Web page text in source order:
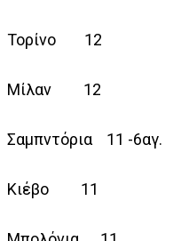
Τορίνο 12
Μίλαν 12
Σαμπντόρια 11 -6αγ.
Κιέβο 11